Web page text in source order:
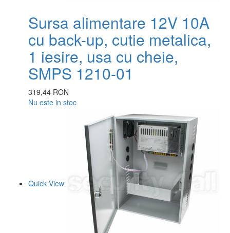
Sursa alimentare 12V 10A
cu back-up, cutie metalica,
1 iesire, usa cu cheie,
SMPS 1210-01
319,44 RON
Nu este in stoc
Quick View